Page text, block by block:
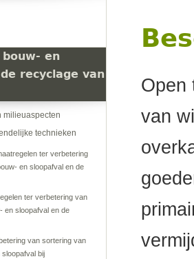
en
recyclage van
milieuaspecten
technieken
ter verbetering
en sloopafval en de
ter verbetering van
en sloopafval en de
van sortering van
bij
Open
van